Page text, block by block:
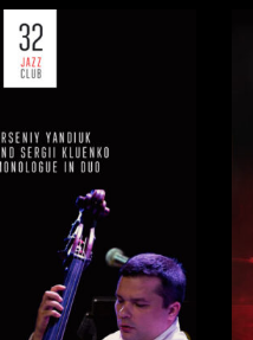
Арсеній Яндюк(
Клюєнко(Бас,)